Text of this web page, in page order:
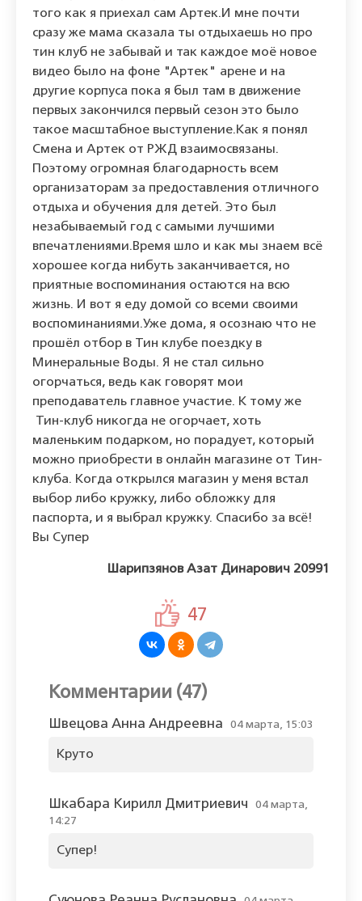
того как я приехал сам Артек.И мне почти
сразу же мама сказала ты отдыхаешь но про
тин клуб не забывай и так каждое моё новое
видео было на фоне "Артек" арене и на
другие корпуса пока я был там в движение
первых закончился первый сезон это было
такое масштабное выступление.Как я понял
Смена и Артек от РЖД взаимосвязаны.
Поэтому огромная благодарность всем
организаторам за предоставления отличного
отдыха и обучения для детей. Это был
незабываемый год с самыми лучшими
впечатлениями.Время шло и как мы знаем всё
хорошее когда нибуть заканчивается, но
приятные воспоминания остаются на всю
жизнь. И вот я еду домой со всеми своими
воспоминаниями.Уже дома, я осознаю что не
прошёл отбор в Тин клубе поездку в
Минеральные Воды. Я не стал сильно
огорчаться, ведь как говорят мои
преподаватель главное участие. К тому же
Тин-клуб никогда не огорчает, хоть
маленьким подарком, но порадует, который
можно приобрести в онлайн магазине от Тин-
клуба. Когда открылся магазин у меня встал
выбор либо кружку, либо обложку для
паспорта, и я выбрал кружку. Спасибо за всё!
Вы Супер
Шарипзянов Азат Динарович 20991
47
Комментарии (47)
Швецова Анна Андреевна 04 марта, 15:03
Круто
Шкабара Кирилл Дмитриевич
04 марта,
14:27
Супер!